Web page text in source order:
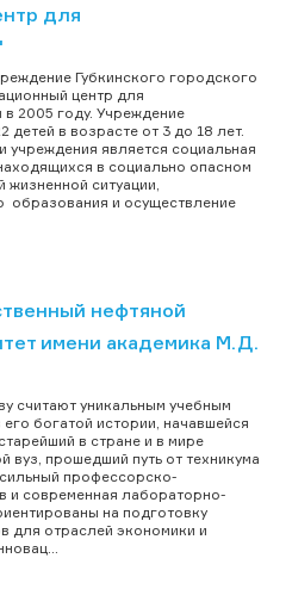
для
Губкинского городского
центр для
2005 году. Учреждение
детей в возрасте от 3 до 18 лет.
учреждения является социальная
в социально опасном
ситуации,
образования и осуществление
нефтяной
имени академика М.Д.
считают уникальным учебным
богатой истории, начавшейся
в стране и в мире
вуз, прошедший путь от техникума
профессорско-
и современная лабораторно-
на подготовку
для отраслей экономики и